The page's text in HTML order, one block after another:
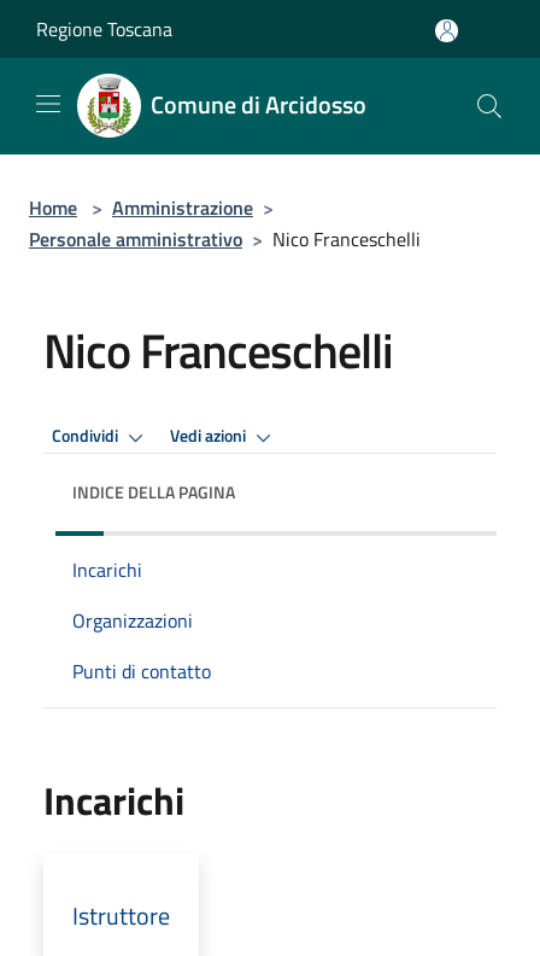
Regione Toscana
Comune di Arcidosso
Home > Amministrazione >
Personale amministrativo > Nico Franceschelli
Nico Franceschelli
Condividi Vedi azioni
INDICE DELLA PAGINA
Incarichi
Organizzazioni
Punti di contatto
Incarichi
Istruttore